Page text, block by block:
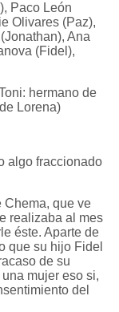
Paco León
Olivares (Paz),
Ana
(Fidel),
hermano de
Lorena)
algo fraccionado
Chema, que ve
realizaba al mes
éste. Aparte de
que su hijo Fidel
de su
mujer eso si,
del